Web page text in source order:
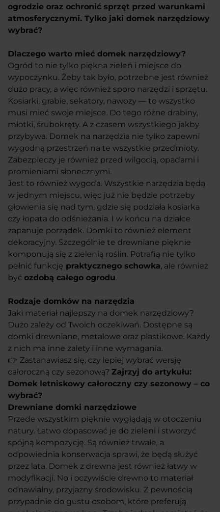
ogrodzie oraz ochronić sprzęt przed warunkami
atmosferycznymi. Tylko jaki domek narzędziowy
wybrać?
Dlaczego warto mieć domek narzędziowy?
Ogród to nie tylko piękna zieleń i miejsce do
wypoczynku. Żeby tak było, potrzebne jest również
dużo pracy, a więc również sporo narzędzi i sprzętu.
Kosiarki, grabie, sekatory, nawozy — to wszystko
musi mieć swoje miejsce. Do tego różne drabiny,
młotki, śrubokręty. A z czasem wszystkiego jakby
przybywa. Domek na narzędzia nie tylko zapewni
wygodną przestrzeń na te wszystkie przedmioty.
Zabezpieczy je również przed wilgocią, opadami i
promieniami słonecznymi.
Jest to również wygoda. Wszystkie narzędzia będą
w jednym miejscu, więc już nie będzie potrzeby
głowienia się nad tym, gdzie się podziała kosiarka
czy łopata do odśnieżania. I w końcu na działce
zapanuje porządek. Domki to również element
dekoracyjny. Szczególnie te drewniane pięknie
komponują się z zielenią roślin. Potrafią nie tylko
pełnić funkcję praktycznego schowka, ale również
być ozdobą całego ogrodu.
Rodzaje domków na narzędzia
Jaki materiał najlepszy na domek narzędziowy?
Dużo zależy od Twoich oczekiwań. Dostępne są
domki drewniane, metalowe oraz plastikowe. Każdy
z nich ma inne zalety i inne wymagania.
👉 Zastanawiasz się, czy lepiej wybrać wersję
całoroczną czy sezonową? Zajrzyj do artykułu:
Domek letniskowy całoroczny czy sezonowy – co
wybrać?
Drewniane domki narzędziowe
Przede wszystkim pięknie wyglądają w otoczeniu
natury. Łatwo dopasować je do zieleni i stworzyć
spójną kompozycję. Są również trwałe, a
odpowiednia konserwacja sprawi, że będą służyć
przez lata. Domek z drewna jest również łatwy w
modyfikacji. No i oczywiście drewno to materiał
odnawialny, przyjazny środowisku. Z pewnością
przypadnie do gustu osobom, które preferują